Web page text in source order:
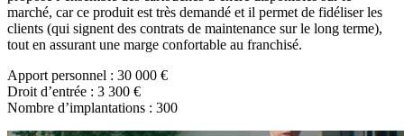
marché, car ce produit est très demandé et il permet de fidéliser les
clients (qui signent des contrats de maintenance sur le long terme),
tout en assurant une marge confortable au franchisé.
Apport personnel : 30 000 €
Droit d’entrée : 3 300 €
Nombre d’implantations : 300